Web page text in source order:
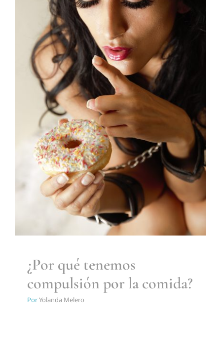
Contacto
¿Por qué tenemos compulsión
por la comida?
Piscología
¿Por qué tenemos
compulsión por la comida?
PorYolanda Melero